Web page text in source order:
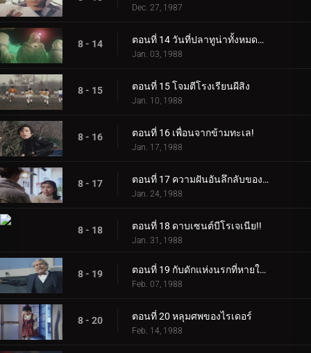
Dec. 27, 1987
8 - 14 ตอนที่ 14 วันที่ปลาทูน่าทั้งหมดหายไป
Jan. 03, 1988
8 - 15 ตอนที่ 15 โจมตีโรงเรียนผีสิง
Jan. 10, 1988
8 - 16 ตอนที่ 16 เพื่อนจากข้ามทะเล!
Jan. 17, 1988
8 - 17 ตอนที่ 17 ความฝันอันลึกลับของเคียวโกะ!
Jan. 24, 1988
8 - 18 ตอนที่ 18 ดาบเซนต์บีโรเจเนีย!!
Jan. 31, 1988
8 - 19 ตอนที่ 19 กับดักแห่งนรกที่หายใจไม่ออก
Feb. 07, 1988
8 - 20 ตอนที่ 20 หลุมศพของไรเดอร์
Feb. 14, 1988